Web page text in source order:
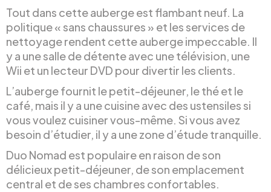
Tout dans cette auberge est flambant neuf. La
politique « sans chaussures » et les services de
nettoyage rendent cette auberge impeccable. Il
y a une salle de détente avec une télévision, une
Wii et un lecteur DVD pour divertir les clients.
L’auberge fournit le petit-déjeuner, le thé et le
café, mais il y a une cuisine avec des ustensiles si
vous voulez cuisiner vous-même. Si vous avez
besoin d’étudier, il y a une zone d’étude tranquille.
Duo Nomad est populaire en raison de son
délicieux petit-déjeuner, de son emplacement
central et de ses chambres confortables.